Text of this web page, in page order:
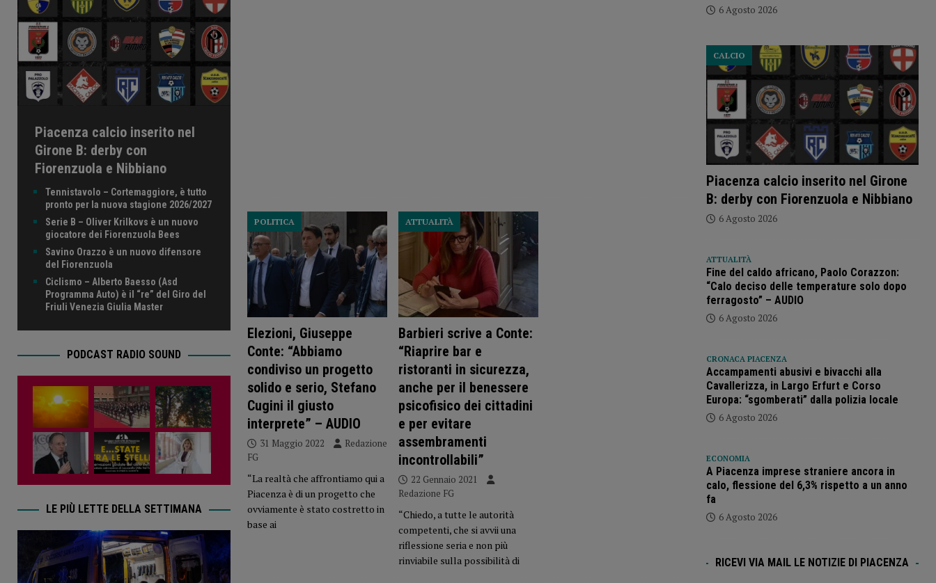
POLITICA
Elezioni, Giuseppe
Conte: “Abbiamo
condiviso un progetto
solido e serio, Stefano
Cugini il giusto
interprete” – AUDIO
31 Maggio 2022
Redazione
FG
“La realtà che affrontiamo qui a
Piacenza è di un progetto che
ovviamente è stato costretto in
base ai
ATTUALITÀ
Barbieri scrive a Conte:
“Riaprire bar e
ristoranti in sicurezza,
anche per il benessere
psicofisico dei cittadini
e per evitare
assembramenti
incontrollabili”
22 Gennaio 2021
Redazione FG
“Chiedo, a tutte le autorità
competenti, che si avvii una
riflessione seria e non più
rinviabile sulla possibilità di
Piacenza calcio inserito nel
Girone B: derby con
Fiorenzuola e Nibbiano
Tennistavolo – Cortemaggiore, è tutto
pronto per la nuova stagione 2026/2027
Serie B – Oliver Krilkovs è un nuovo
giocatore dei Fiorenzuola Bees
Savino Orazzo è un nuovo difensore
del Fiorenzuola
Ciclismo – Alberto Baesso (Asd
Programma Auto) è il “re” del Giro del
Friuli Venezia Giulia Master
PODCAST RADIO SOUND
LE PIÙ LETTE DELLA SETTIMANA
6 Agosto 2026
Piacenza calcio inserito nel Girone
B: derby con Fiorenzuola e Nibbiano
CALCIO
6 Agosto 2026
ATTUALITÀ
Fine del caldo africano, Paolo Corazzon:
“Calo deciso delle temperature solo dopo
ferragosto” – AUDIO
6 Agosto 2026
CRONACA PIACENZA
Accampamenti abusivi e bivacchi alla
Cavallerizza, in Largo Erfurt e Corso
Europa: “sgomberati” dalla polizia locale
6 Agosto 2026
ECONOMIA
A Piacenza imprese straniere ancora in
calo, flessione del 6,3% rispetto a un anno
fa
6 Agosto 2026
RICEVI VIA MAIL LE NOTIZIE DI PIACENZA